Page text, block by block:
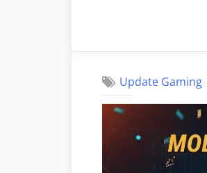
Update Gaming